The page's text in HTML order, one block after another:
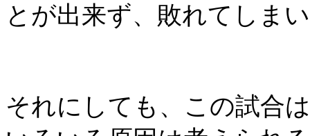
とが出来ず、敗れてしま
それにしても、この試合